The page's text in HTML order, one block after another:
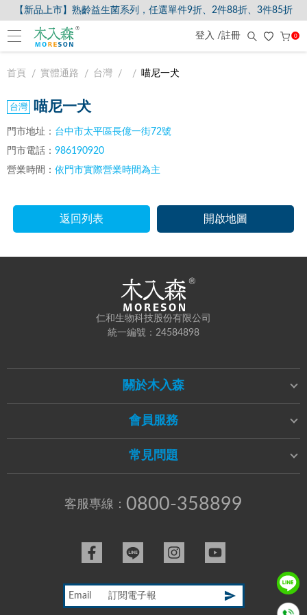
【新品上市】熟齡益生菌系列，任選單件9折、2件88折、3件85折
登入 /註冊 0
首頁 實體通路 台灣 喵尼一犬
喵尼一犬
門市地址： 台中市太平區長億一街72號
門市電話： 986190920
營業時間： 依門市實際營業時間為主
返回列表 開啟地圖
仁和生物科技股份有限公司
統一編號：24584898
關於木入森
會員服務
常見問題
客服專線： 0800-358899
Email